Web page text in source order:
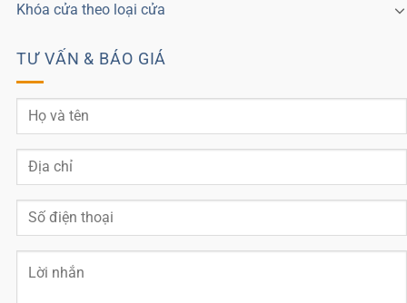
Khóa cửa theo loại cửa
TƯ VẤN & BÁO GIÁ